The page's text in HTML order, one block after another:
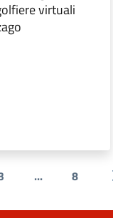
virtuali
... 8